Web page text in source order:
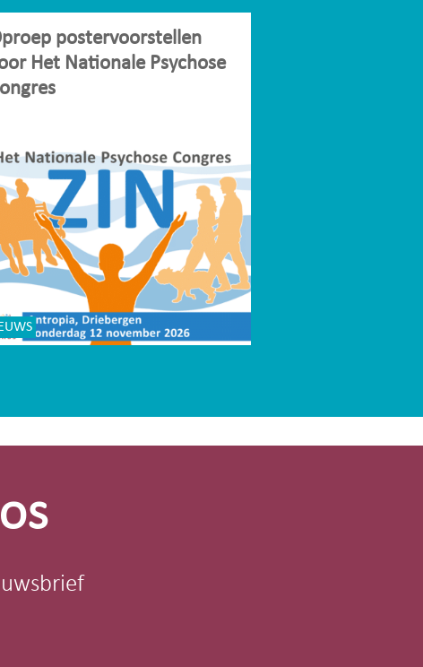
postervoorstellen
Het Nationale Psychose